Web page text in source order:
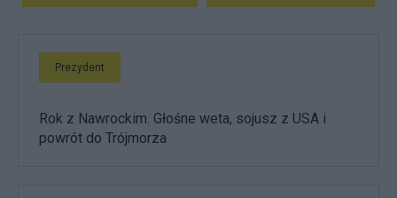
Prezydent
Rok z Nawrockim. Głośne weta, sojusz z USA i
powrót do Trójmorza